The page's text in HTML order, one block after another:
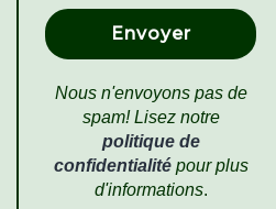
Nous n'envoyons pas de
spam! Lisez notre
politique de
confidentialitépour plus
d'informations.